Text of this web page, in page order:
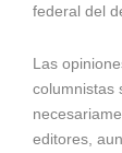
federal del
Las
columnistas
editores,